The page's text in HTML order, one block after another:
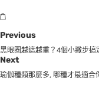
Previous
黑眼圈越遮越重？4個小撇步搞
Next
瑜伽種類那麼多, 哪種才最適合